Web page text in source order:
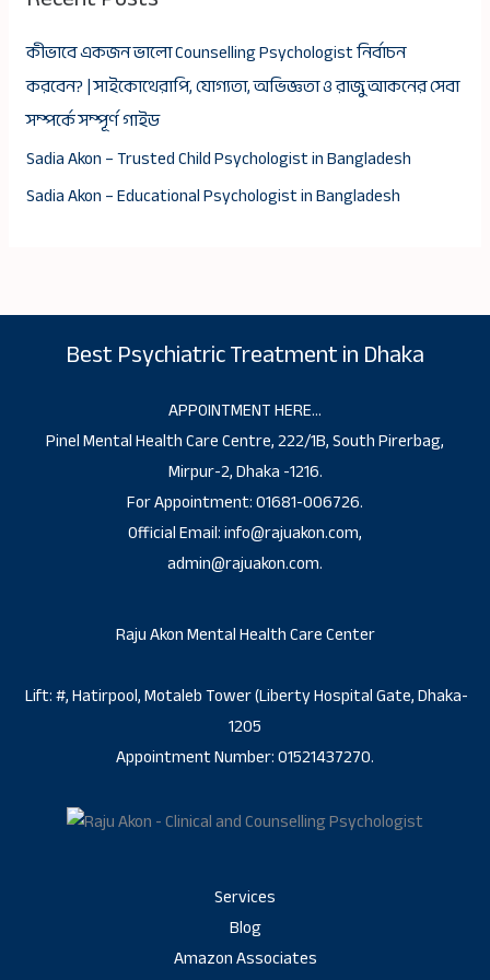
কীভাবে একজন ভালো Counselling Psychologist নির্বাচন
করবেন? | সাইকোথেরাপি, যোগ্যতা, অভিজ্ঞতা ও রাজু আকনের সেবা
সম্পর্কে সম্পূর্ণ গাইড
Sadia Akon – Trusted Child Psychologist in Bangladesh
Sadia Akon – Educational Psychologist in Bangladesh
Best Psychiatric Treatment in Dhaka
APPOINTMENT HERE…
Pinel Mental Health Care Centre, 222/1B, South Pirerbag,
Mirpur-2, Dhaka -1216.
For Appointment: 01681-006726.
Official Email: info@rajuakon.com,
admin@rajuakon.com.
Raju Akon Mental Health Care Center
Lift: #, Hatirpool, Motaleb Tower (Liberty Hospital Gate, Dhaka-
1205
Appointment Number: 01521437270.
Services
Blog
Amazon Associates